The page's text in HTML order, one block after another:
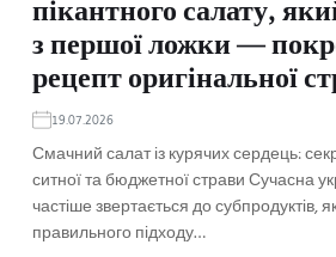
пікантного салату,
з першої ложки —
рецепт оригінальної
19.07.2026
Смачний салат із курячих сердець:
ситної та бюджетної страви Сучасна
частіше звертається до субпродуктів,
правильного підходу…